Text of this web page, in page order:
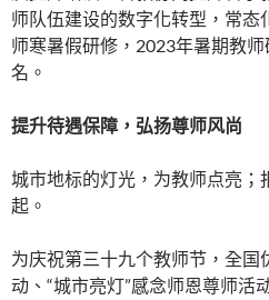
师队伍建设的数字化转型，常
师寒暑假研修，2023年暑期教
名。
提升待遇保障，弘扬尊师风尚
城市地标的灯光，为教师点亮；
起。
为庆祝第三十九个教师节，全国
动、“城市亮灯”感念师恩尊师活